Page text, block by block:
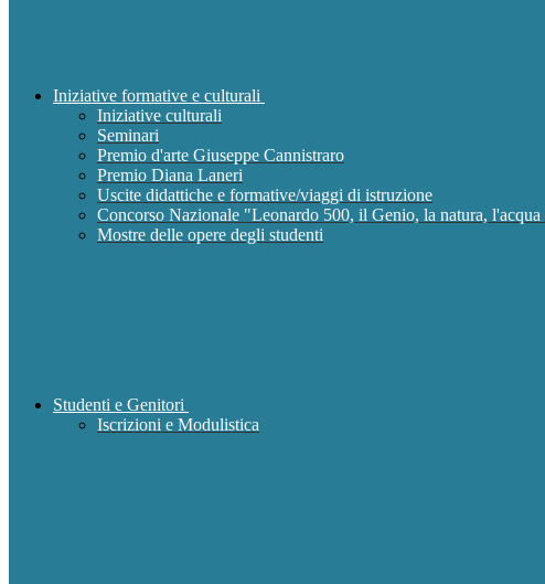
Iniziative formative e culturali
Iniziative culturali
Seminari
Premio d'arte Giuseppe Cannistraro
Premio Diana Laneri
Uscite didattiche e formative/viaggi di istruzione
Concorso Nazionale "Leonardo 500, il Genio, la natura, l'acqua
Mostre delle opere degli studenti
Studenti e Genitori
Iscrizioni e Modulistica